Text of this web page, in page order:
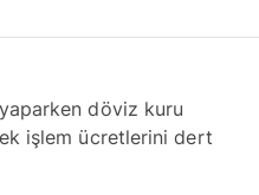
döviz kuru
işlem ücretlerini dert